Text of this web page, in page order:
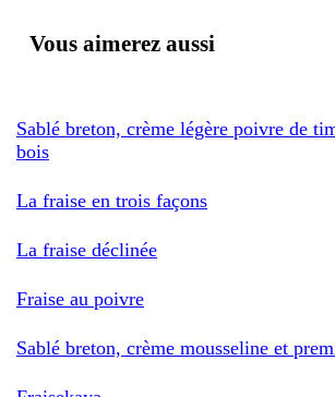
Vous aimerez aussi
Sablé breton, crème légère poivre de
bois
La fraise en trois façons
La fraise déclinée
Fraise au poivre
Sablé breton, crème mousseline et